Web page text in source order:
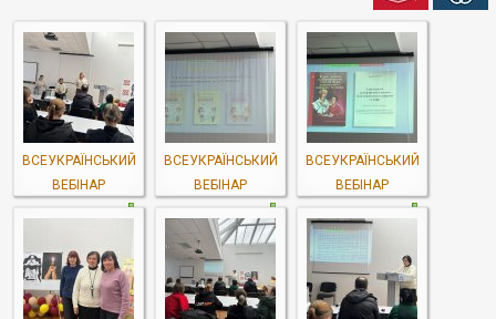
ВСЕУКРАЇНСЬКИЙ
ВЕБІНАР
ВСЕУКРАЇНСЬКИЙ
ВЕБІНАР
ВСЕУКРАЇНСЬКИЙ
ВЕБІНАР